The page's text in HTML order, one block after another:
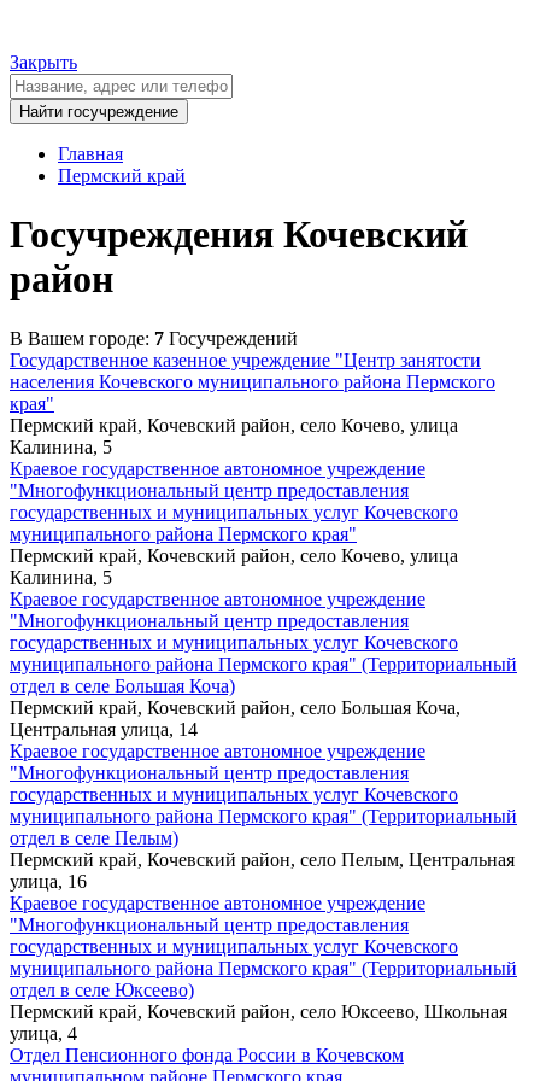
Закрыть
Главная
Пермский край
Госучреждения Кочевский
район
В Вашем городе: 7 Госучреждений
Государственное казенное учреждение "Центр занятости
населения Кочевского муниципального района Пермского
края"
Пермский край, Кочевский район, село Кочево, улица
Калинина, 5
Краевое государственное автономное учреждение
"Многофункциональный центр предоставления
государственных и муниципальных услуг Кочевского
муниципального района Пермского края"
Пермский край, Кочевский район, село Кочево, улица
Калинина, 5
Краевое государственное автономное учреждение
"Многофункциональный центр предоставления
государственных и муниципальных услуг Кочевского
муниципального района Пермского края" (Территориальный
отдел в селе Большая Коча)
Пермский край, Кочевский район, село Большая Коча,
Центральная улица, 14
Краевое государственное автономное учреждение
"Многофункциональный центр предоставления
государственных и муниципальных услуг Кочевского
муниципального района Пермского края" (Территориальный
отдел в селе Пелым)
Пермский край, Кочевский район, село Пелым, Центральная
улица, 16
Краевое государственное автономное учреждение
"Многофункциональный центр предоставления
государственных и муниципальных услуг Кочевского
муниципального района Пермского края" (Территориальный
отдел в селе Юксеево)
Пермский край, Кочевский район, село Юксеево, Школьная
улица, 4
Отдел Пенсионного фонда России в Кочевском
муниципальном районе Пермского края